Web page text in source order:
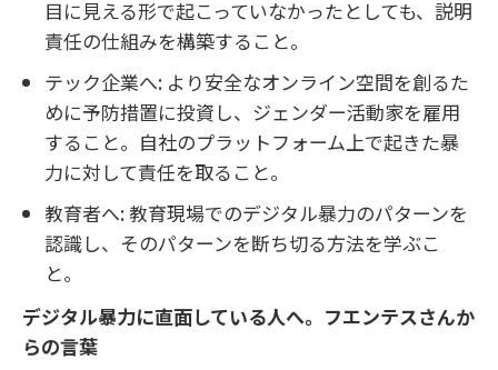
目に見える形で起こっていなかったとしても、説明
責任の仕組みを構築すること。
テック企業へ: より安全なオンライン空間を創るた
めに予防措置に投資し、ジェンダー活動家を雇用
すること。自社のプラットフォーム上で起きた暴
力に対して責任を取ること。
教育者へ: 教育現場でのデジタル暴力のパターンを
認識し、そのパターンを断ち切る方法を学ぶこ
と。
デジタル暴力に直面している人へ。フエンテスさんか
らの言葉